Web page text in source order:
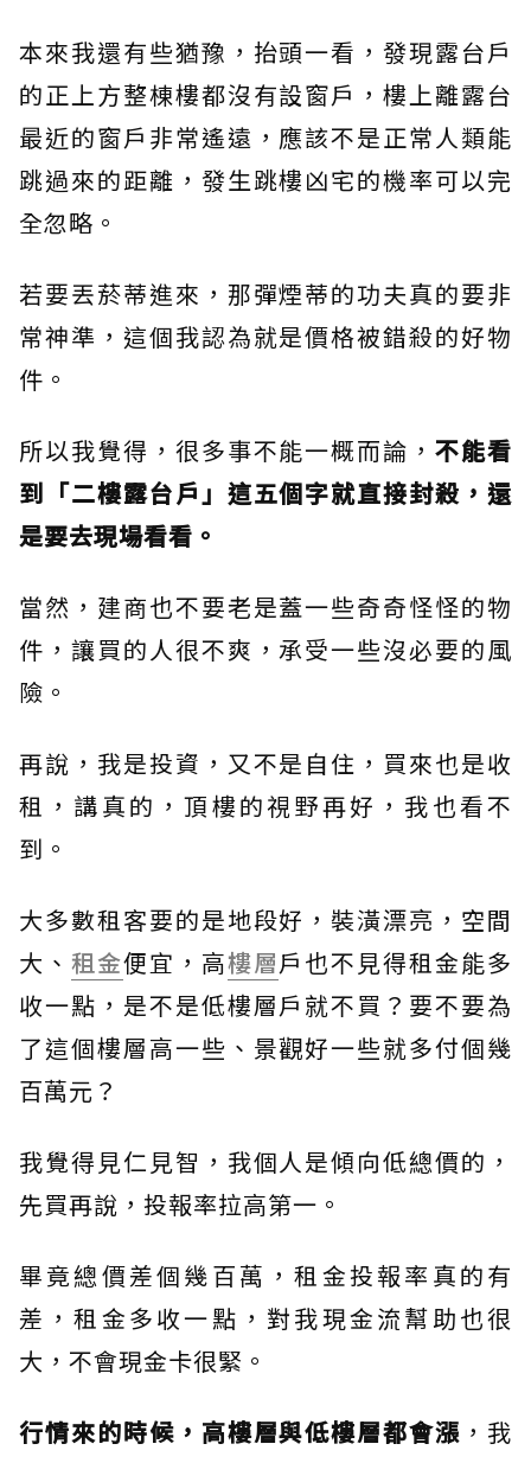
本來我還有些猶豫，抬頭一看，發現露台戶
的正上方整棟樓都沒有設窗戶，樓上離露台
最近的窗戶非常遙遠，應該不是正常人類能
跳過來的距離，發生跳樓凶宅的機率可以完
全忽略。
若要丟菸蒂進來，那彈煙蒂的功夫真的要非
常神準，這個我認為就是價格被錯殺的好物
件。
所以我覺得，很多事不能一概而論，不能看
到「二樓露台戶」這五個字就直接封殺，還
是要去現場看看。
當然，建商也不要老是蓋一些奇奇怪怪的物
件，讓買的人很不爽，承受一些沒必要的風
險。
再說，我是投資，又不是自住，買來也是收
租，講真的，頂樓的視野再好，我也看不
到。
大多數租客要的是地段好，裝潢漂亮，空間
大、 租金便宜，高樓層戶也不見得租金能多
收一點，是不是低樓層戶就不買？要不要為
了這個樓層高一些、景觀好一些就多付個幾
百萬元？
我覺得見仁見智，我個人是傾向低總價的，
先買再說，投報率拉高第一。
畢竟總價差個幾百萬，租金投報率真的有
差，租金多收一點，對我現金流幫助也很
大，不會現金卡很緊。
行情來的時候，高樓層與低樓層都會漲 ，我